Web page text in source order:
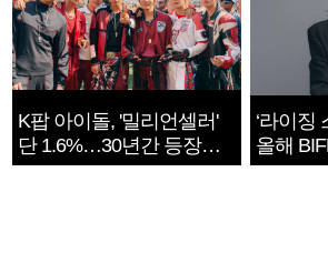
K팝 아이돌, '밀리언셀러'
단 1.6%…30년간 등장
1182개팀 전수조사
‘라이징
올해
확정